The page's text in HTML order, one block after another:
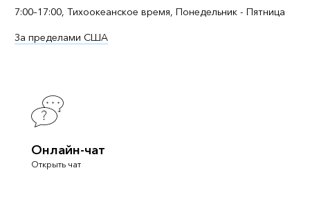
7:00–17:00, Тихоокеанское время, Понедельник - Пятница
За пределами США
Онлайн-чат
Открыть чат